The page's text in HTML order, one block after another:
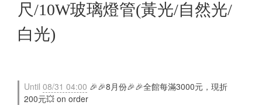
尺/10W玻璃燈管(黃光/自然光/
白光)
Until 08/31 04:00 🎉🎉8月份🎉🎉全館每滿3000元，現折
200元💥 on order